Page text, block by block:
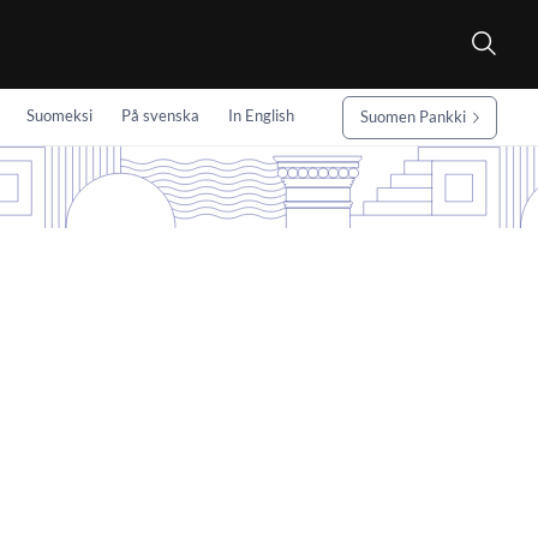
Suomeksi På svenska In English Suomen Pankki